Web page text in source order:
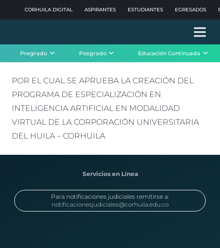
CORHUILA DIGITAL ASPIRANTES ESTUDIANTES EGRESADOS
Pregrado Posgrado Educación Continuada
POR EL CUAL SE APRUEBA LA CREACIÓN DEL
PROGRAMA DE ESPECIALIZACIÓN EN
INTELIGENCIA ARTIFICIAL EN MODALIDAD
VIRTUAL DE LA CORPORACIÓN UNIVERSITARIA
DEL HUILA – CORHUILA
Servicios en Línea
Para notificaciones judiciales remitirse a:
notificacionesjudiciales@corhuila.edu.co